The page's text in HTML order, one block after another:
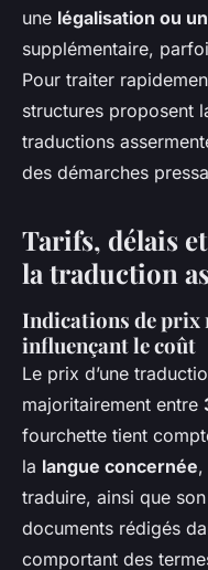
une légalisation ou
supplémentaire,
Pour traiter
structures proposent
traductions
des démarches
Tarifs, délais
la traduction
Indications de prix
influençant le coût
Le prix d’une
majoritairement entre
fourchette tient
la langue concernée,
traduire, ainsi que
documents rédigés
comportant des